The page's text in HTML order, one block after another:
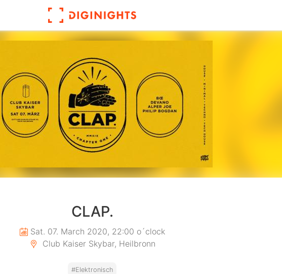
CLAP.
Sat. 07. March 2020, 22:00 o´clock
Club Kaiser Skybar, Heilbronn
#Elektronisch